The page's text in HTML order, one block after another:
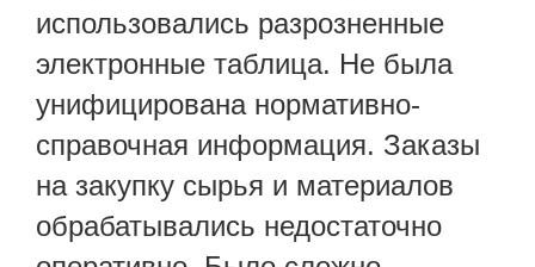
использовались разрозненные
электронные таблица. Не была
унифицирована нормативно-
справочная информация. Заказы
на закупку сырья и материалов
обрабатывались недостаточно